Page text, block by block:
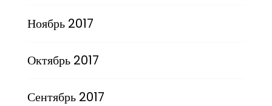
Ноябрь 2017
Октябрь 2017
Сентябрь 2017